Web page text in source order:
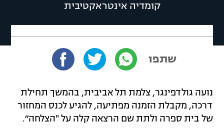
קומדיה אינטראקטיבית
שתפו
נועה גולדפינגר, צלמת תל אביבית, בהמשך תחילת
דרכה, מקבלת הזמנה מפתיעה, להגיע לכנס המחזור
של בית ספרה ולתת שם הרצאה קלה על "הצלחה״.